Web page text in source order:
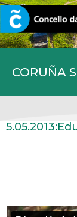
CORUÑA
CORUNA.GAL
5.05.2013: